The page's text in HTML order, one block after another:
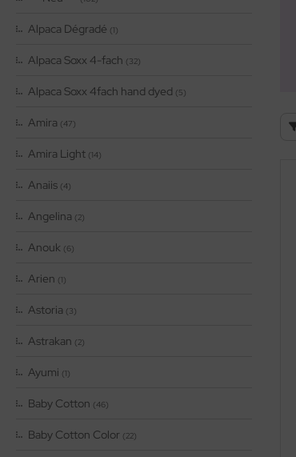
Alpaca Dégradé (1)
Alpaca Soxx 4-fach (32)
Alpaca Soxx 4fach hand dyed (5)
Amira (47)
Amira Light (14)
Anaiis (4)
Angelina (2)
Anouk (6)
Arien (1)
Astoria (3)
Astrakan (2)
Ayumi (1)
Baby Cotton (46)
Baby Cotton Color (22)